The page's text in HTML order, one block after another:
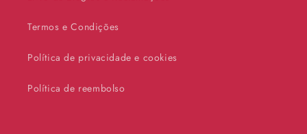
Termos e Condições
Política de privacidade e cookies
Política de reembolso